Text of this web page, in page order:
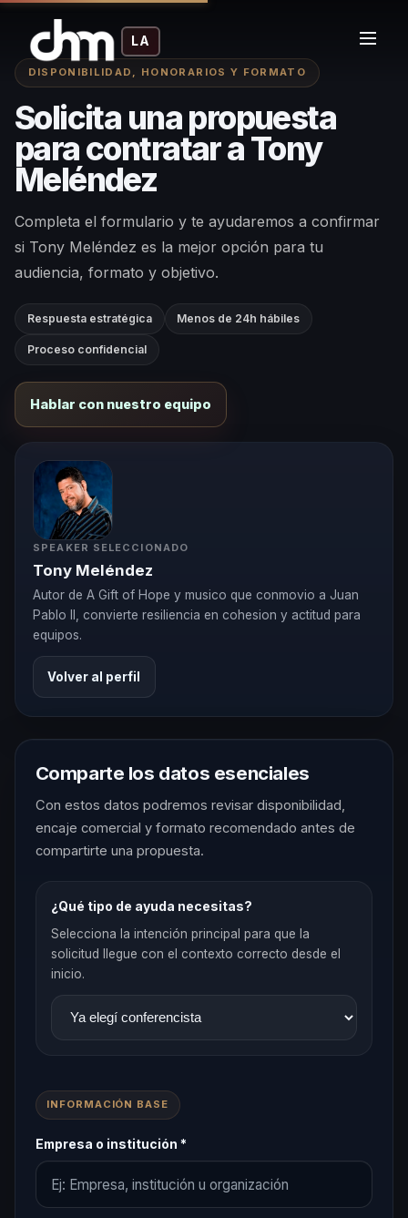
LA
DISPONIBILIDAD, HONORARIOS Y FORMATO
Solicita una propuesta
para contratar a Tony
Meléndez
Completa el formulario y te ayudaremos a confirmar
si Tony Meléndez es la mejor opción para tu
audiencia, formato y objetivo.
Respuesta estratégica Menos de 24h hábiles
Proceso confidencial
Hablar con nuestro equipo
SPEAKER SELECCIONADO
Tony Meléndez
Autor de A Gift of Hope y musico que conmovio a Juan
Pablo II, convierte resiliencia en cohesion y actitud para
equipos.
Volver al perfil
Comparte los datos esenciales
Con estos datos podremos revisar disponibilidad,
encaje comercial y formato recomendado antes de
compartirte una propuesta.
¿Qué tipo de ayuda necesitas?
Selecciona la intención principal para que la
solicitud llegue con el contexto correcto desde el
inicio.
INFORMACIÓN BASE
Empresa o institución *